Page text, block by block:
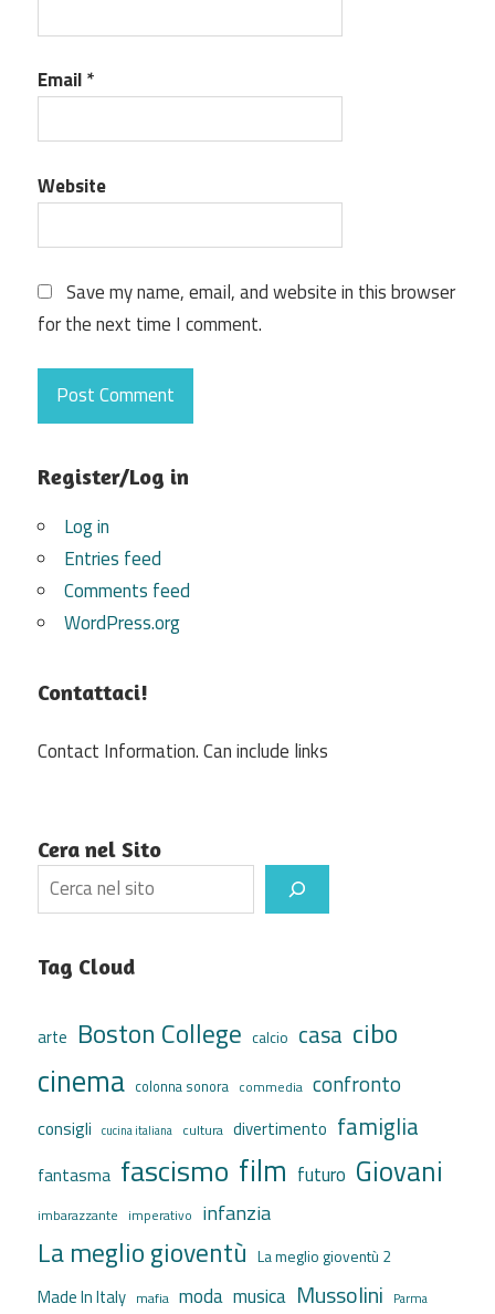
Email*
Website
Save my name, email, and website in this browser
for the next time I comment.
Register/Log in
Log in
Entries feed
Comments feed
WordPress.org
Contattaci!
Contact Information. Can include links
Cera nel Sito
Search
Tag Cloud
arte Boston College calcio casa cibo
cinema colonna sonora commedia confronto
consigli cucina italiana cultura divertimento famiglia
fantasma fascismo film futuro Giovani
imbarazzante imperativo infanzia
La meglio gioventù La meglio gioventù 2
Made In Italy mafia moda musica Mussolini Parma